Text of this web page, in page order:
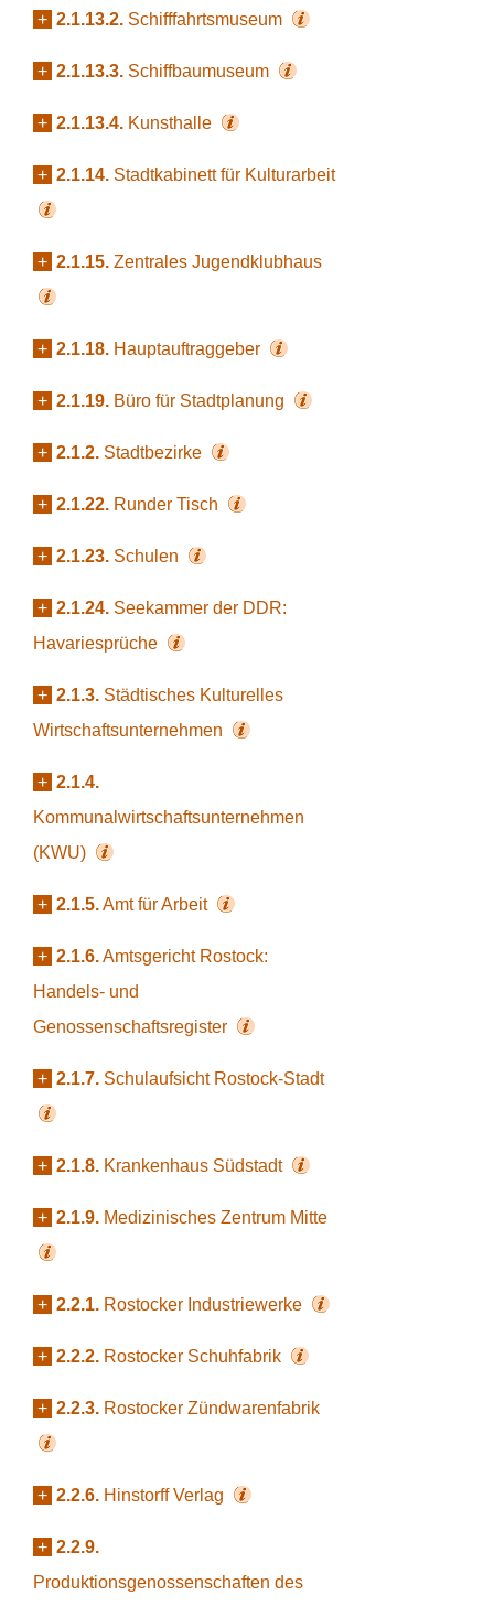
+ 2.1.13.2. Schifffahrtsmuseum
+ 2.1.13.3. Schiffbaumuseum
+ 2.1.13.4. Kunsthalle
+ 2.1.14. Stadtkabinett für Kulturarbeit
+ 2.1.15. Zentrales Jugendklubhaus
+ 2.1.18. Hauptauftraggeber
+ 2.1.19. Büro für Stadtplanung
+ 2.1.2. Stadtbezirke
+ 2.1.22. Runder Tisch
+ 2.1.23. Schulen
+ 2.1.24. Seekammer der DDR:
Havariesprüche
+ 2.1.3. Städtisches Kulturelles
Wirtschaftsunternehmen
+ 2.1.4.
Kommunalwirtschaftsunternehmen
(KWU)
+ 2.1.5.Amt für Arbeit
+ 2.1.6.Amtsgericht Rostock:
Handels- und
Genossenschaftsregister
+ 2.1.7. Schulaufsicht Rostock-Stadt
+ 2.1.8. Krankenhaus Südstadt
+ 2.1.9. Medizinisches Zentrum Mitte
+ 2.2.1. Rostocker Industriewerke
+ 2.2.2. Rostocker Schuhfabrik
+ 2.2.3. Rostocker Zündwarenfabrik
+ 2.2.6. Hinstorff Verlag
+ 2.2.9.
Produktionsgenossenschaften des